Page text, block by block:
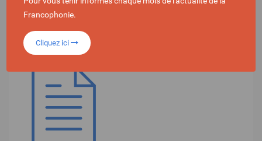
RAPPORTS DES MISSIONS ÉLECTORALES
Francophonie.
Cliquez ici